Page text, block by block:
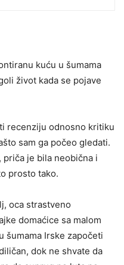
kuću u šumama
život kada se pojave
recenziju odnosno kritiku
sam ga počeo gledati.
priča je bila neobična i
prosto tako.
oca strastveno
domaćice sa malom
šumama Irske započeti
dok ne shvate da